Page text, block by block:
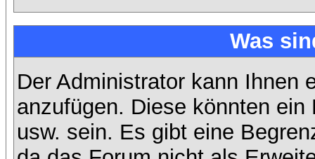
Was
Der Administrator kann Ihnen
anzufügen. Diese könnten
usw. sein. Es gibt eine